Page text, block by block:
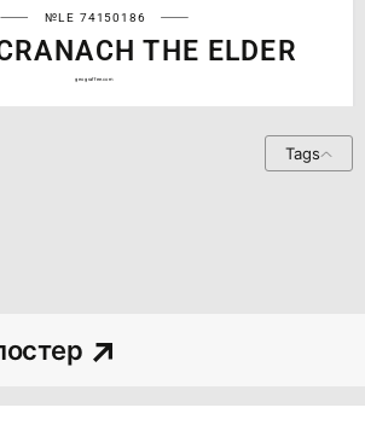
№LE 74150186
THE ELDER
geograffee.com
Tags